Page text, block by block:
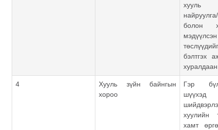
хууль /
болон
бэлтгэх
хуралдаан
4
Хууль зүйн байнгын
хороо
Гэр
хуулийн
хамт